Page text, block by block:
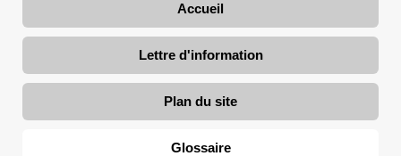
Accueil
Lettre d'information
Plan du site
Glossaire